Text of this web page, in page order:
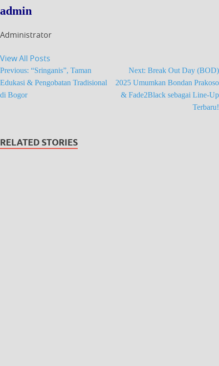
admin
Administrator
View All Posts
Previous: “Sringanis”, Taman
Edukasi & Pengobatan Tradisional
di Bogor
Next: Break Out Day (BOD)
2025 Umumkan Bondan Prakoso
& Fade2Black sebagai Line-Up
Terbaru!
RELATED STORIES